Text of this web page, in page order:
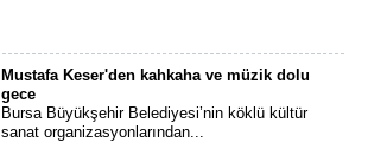
Mustafa Keser'den kahkaha ve müzik dolu
gece
Bursa Büyükşehir Belediyesi’nin köklü kültür
sanat organizasyonlarından...